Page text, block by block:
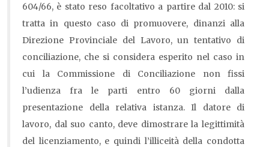
604/66, è stato reso facoltativo a partire dal 2010: si
tratta in questo caso di promuovere, dinanzi alla
Direzione Provinciale del Lavoro, un tentativo di
conciliazione, che si considera esperito nel caso in
cui la Commissione di Conciliazione non fissi
l’udienza fra le parti entro 60 giorni dalla
presentazione della relativa istanza. Il datore di
lavoro, dal suo canto, deve dimostrare la legittimità
del licenziamento, e quindi l’illiceità della condotta